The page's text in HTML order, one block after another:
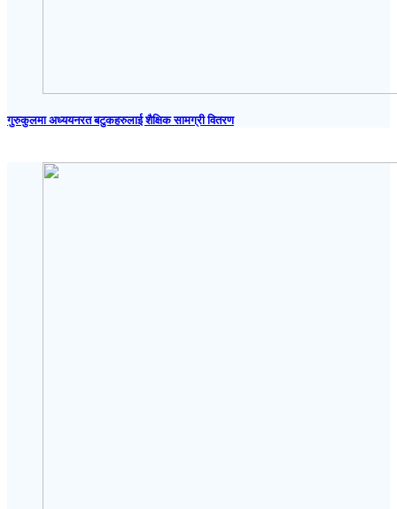
गुरुकुलमा अध्ययनरत बटुकहरुलाई शैक्षिक सामग्री वितरण